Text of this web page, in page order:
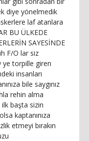
diye yönelmedik
laf atanlara
BU ÜLKEDE
SAYESİNDE
F/O lar siz
ye torpille giren
insanları
bile saygınız
rehin alma
ilk başta sizin
kaptanınıza
etmeyi bırakın